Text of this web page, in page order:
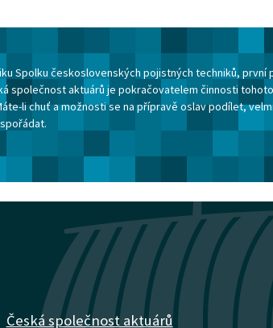
Spolku československých pojistných techniků, první
společnost aktuárů je pokračovatelem činnosti
li chuť a možnosti se na přípravě oslav podílet,
Česká společnost aktuárů